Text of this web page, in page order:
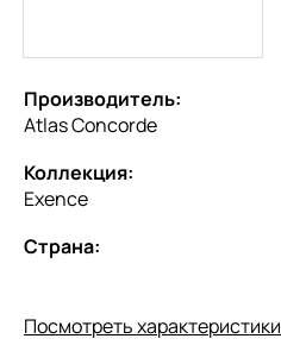
Производитель:
Atlas Concorde
Коллекция:
Exence
Страна:
Посмотреть характеристики